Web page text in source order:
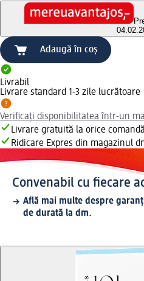
Adaugă în coș
Livrabil
Livrare standard 1-3 zile lucrătoare
Verificați disponibilitatea într-un
Livrare gratuită la orice
Ridicare Expres din magazinul
Convenabil cu fiecare
Află mai multe despre
de durată la dm.